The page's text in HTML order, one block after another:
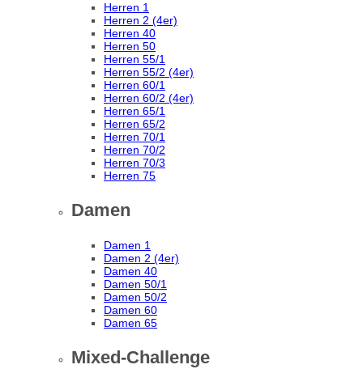
Herren 1
Herren 2 (4er)
Herren 40
Herren 50
Herren 55/1
Herren 55/2 (4er)
Herren 60/1
Herren 60/2 (4er)
Herren 65/1
Herren 65/2
Herren 70/1
Herren 70/2
Herren 70/3
Herren 75
Damen
Damen 1
Damen 2 (4er)
Damen 40
Damen 50/1
Damen 50/2
Damen 60
Damen 65
Mixed-Challenge